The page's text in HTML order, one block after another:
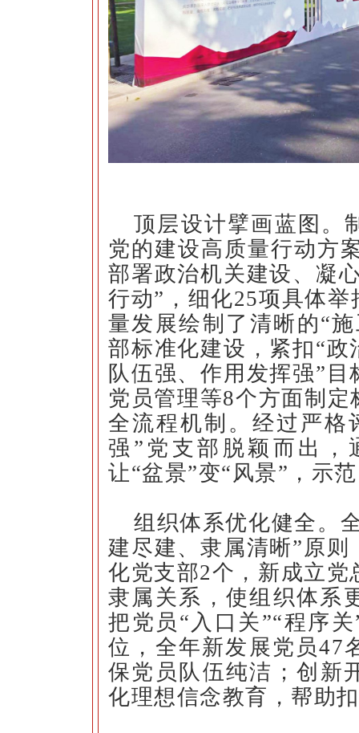
顶层设计擘画蓝图。
党的建设高质量行动方
部署政治机关建设、凝
行动”，细化25项具体
量发展绘制了清晰的“
部标准化建设，紧扣“
队伍强、作用发挥强”
党员管理等8个方面制
全流程机制。经过严格
强”党支部脱颖而出，
让“盆景”变“风景”，示
组织体系优化健全。
建尽建、隶属清晰”原
化党支部2个，新成立
隶属关系，使组织体系
把党员“入口关”“程序
位，全年新发展党员47
保党员队伍纯洁；创新
化理想信念教育，帮助